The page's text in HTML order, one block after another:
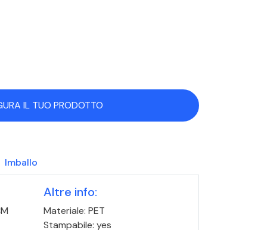
IL TUO PRODOTTO
Imballo
Altre info:
Materiale: PET
Stampabile: yes